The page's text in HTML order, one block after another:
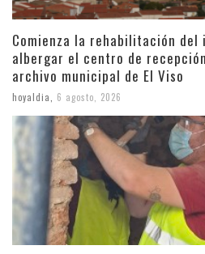
Comienza la rehabilitación del
albergar el centro de
archivo municipal de El Viso
hoyaldia 6 agosto, 2026